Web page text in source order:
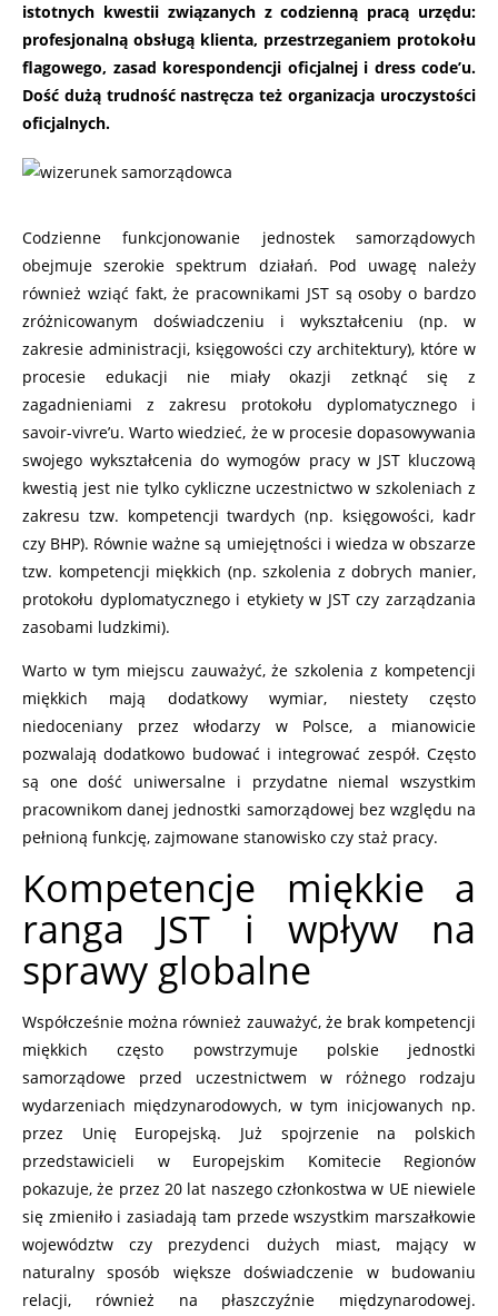
istotnych kwestii związanych z codzienną pracą urzędu:
profesjonalną obsługą klienta, przestrzeganiem protokołu
flagowego, zasad korespondencji oficjalnej i dress code’u.
Dość dużą trudność nastręcza też organizacja uroczystości
oficjalnych.
Codzienne funkcjonowanie jednostek samorządowych
obejmuje szerokie spektrum działań. Pod uwagę należy
również wziąć fakt, że pracownikami JST są osoby o bardzo
zróżnicowanym doświadczeniu i wykształceniu (np. w
zakresie administracji, księgowości czy architektury), które w
procesie edukacji nie miały okazji zetknąć się z
zagadnieniami z zakresu protokołu dyplomatycznego i
savoir-vivre’u. Warto wiedzieć, że w procesie dopasowywania
swojego wykształcenia do wymogów pracy w JST kluczową
kwestią jest nie tylko cykliczne uczestnictwo w szkoleniach z
zakresu tzw. kompetencji twardych (np. księgowości, kadr
czy BHP). Równie ważne są umiejętności i wiedza w obszarze
tzw. kompetencji miękkich (np. szkolenia z dobrych manier,
protokołu dyplomatycznego i etykiety w JST czy zarządzania
zasobami ludzkimi).
Warto w tym miejscu zauważyć, że szkolenia z kompetencji
miękkich mają dodatkowy wymiar, niestety często
niedoceniany przez włodarzy w Polsce, a mianowicie
pozwalają dodatkowo budować i integrować zespół. Często
są one dość uniwersalne i przydatne niemal wszystkim
pracownikom danej jednostki samorządowej bez względu na
pełnioną funkcję, zajmowane stanowisko czy staż pracy.
Kompetencje miękkie a
ranga JST i wpływ na
sprawy globalne
Współcześnie można również zauważyć, że brak kompetencji
miękkich często powstrzymuje polskie jednostki
samorządowe przed uczestnictwem w różnego rodzaju
wydarzeniach międzynarodowych, w tym inicjowanych np.
przez Unię Europejską. Już spojrzenie na polskich
przedstawicieli w Europejskim Komitecie Regionów
pokazuje, że przez 20 lat naszego członkostwa w UE niewiele
się zmieniło i zasiadają tam przede wszystkim marszałkowie
województw czy prezydenci dużych miast, mający w
naturalny sposób większe doświadczenie w budowaniu
relacji, również na płaszczyźnie międzynarodowej.